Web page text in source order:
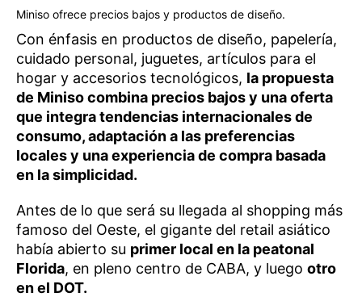
Miniso ofrece precios bajos y productos de diseño.
Con énfasis en productos de diseño, papelería,
cuidado personal, juguetes, artículos para el
hogar y accesorios tecnológicos, la propuesta
de Miniso combina precios bajos y una oferta
que integra tendencias internacionales de
consumo, adaptación a las preferencias
locales y una experiencia de compra basada
en la simplicidad.
Antes de lo que será su llegada al shopping más
famoso del Oeste, el gigante del retail asiático
había abierto su primer local en la peatonal
Florida, en pleno centro de CABA, y luego otro
en el DOT.